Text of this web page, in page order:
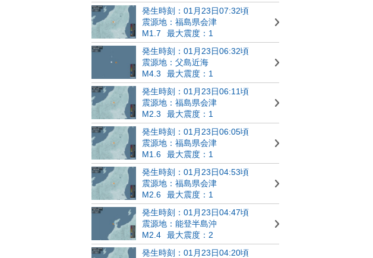
発生時刻：01月23日07:32頃
震源地：福島県会津
M1.7
最大震度：1
発生時刻：01月23日06:32頃
震源地：父島近海
M4.3
最大震度：1
発生時刻：01月23日06:11頃
震源地：福島県会津
M2.3
最大震度：1
発生時刻：01月23日06:05頃
震源地：福島県会津
M1.6
最大震度：1
発生時刻：01月23日04:53頃
震源地：福島県会津
M2.6
最大震度：1
発生時刻：01月23日04:47頃
震源地：能登半島沖
M2.4
最大震度：2
発生時刻：01月23日04:20頃